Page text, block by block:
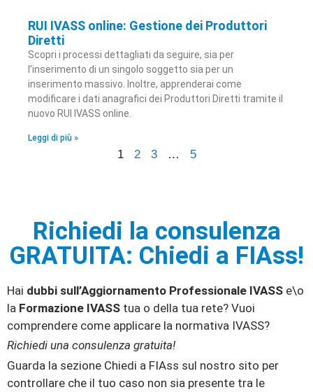
RUI IVASS online: Gestione dei Produttori
Diretti
Scopri i processi dettagliati da seguire, sia per
l’inserimento di un singolo soggetto sia per un
inserimento massivo. Inoltre, apprenderai come
modificare i dati anagrafici dei Produttori Diretti tramite il
nuovo RUI IVASS online.
Leggi di più »
1 2 3 … 5
Richiedi la consulenza
GRATUITA: Chiedi a FIAss!
Hai dubbi sull’Aggiornamento Professionale IVASS e\o
la Formazione IVASS tua o della tua rete? Vuoi
comprendere come applicare la normativa IVASS?
Richiedi una consulenza gratuita!
Guarda la sezione Chiedi a FIAss sul nostro sito per
controllare che il tuo caso non sia presente tra le